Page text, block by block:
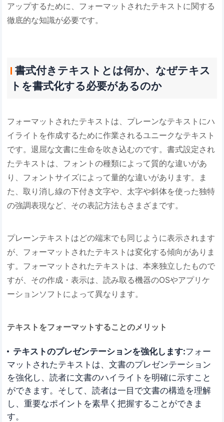
アップするために、フォーマットされたテキストに関する
徹底的な知識が必要です。
書式付きテキストとは何か、なぜテキス
トを書式化する必要があるのか
フォーマットされたテキストは、プレーンなテキストにハ
イライトを作成するために作業されるユニークなテキスト
です。退屈な文書に生命を吹き込むのです。書式設定され
たテキストは、フォントの種類によって質的な違いがあ
り、フォントサイズによって量的な違いがあります。ま
た、取り消し線の下付き文字や、太字や斜体を使った独特
の強調表現など、その表記方法もさまざまです。
プレーンテキストはどの端末でも同じように表示されます
が、フォーマットされたテキストは変化する傾向がありま
す。フォーマットされたテキストは、本来独立したもので
すが、その作成・表示は、読み取る機器のOSやアプリケ
ーションソフトによって異なります。
テキストをフォーマットすることのメリット
テキストのプレゼンテーションを強化します:フォー
マットされたテキストは、文書のプレゼンテーション
を強化し、読者に文書のハイライトを明確に示すこと
ができます。そして、読者は一目で文書の構造を理解
し、重要なポイントを素早く把握することができま
す。